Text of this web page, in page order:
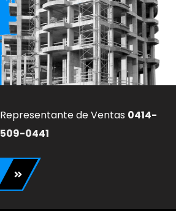
Representante de Ventas 0414-
509-0441